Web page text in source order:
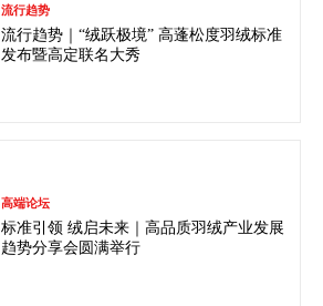
流行趋势
流行趋势｜“绒跃极境” 高蓬松度羽绒标准
发布暨高定联名大秀
高端论坛
标准引领 绒启未来｜高品质羽绒产业发展
趋势分享会圆满举行